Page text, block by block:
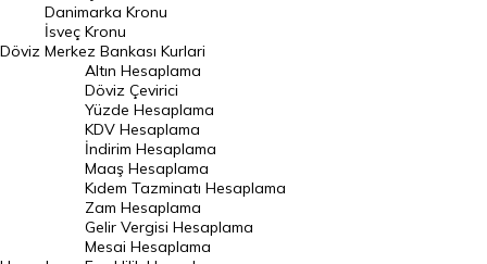
Kanada Doları Kuru
Norveç Kronu Kuru
İsveç Kronu Kuru
Japon Yeni Kuru
Serbest Piyasa Döviz Kurları
Merkez Bankası Döviz Kurları
Döviz
Danimarka Kronu
İsveç Kronu
Merkez Bankası Kurlari
Altın Hesaplama
Döviz Çevirici
Yüzde Hesaplama
KDV Hesaplama
İndirim Hesaplama
Maaş Hesaplama
Kıdem Tazminatı Hesaplama
Zam Hesaplama
Gelir Vergisi Hesaplama
Mesai Hesaplama